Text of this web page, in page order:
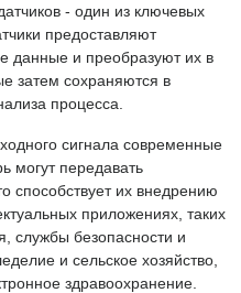
- один из ключевых
предоставляют
данные и преобразуют их в
затем сохраняются в
процесса.
сигнала современные
могут передавать
способствует их внедрению
приложениях, таких
службы безопасности и
и сельское хозяйство,
здравоохранение.